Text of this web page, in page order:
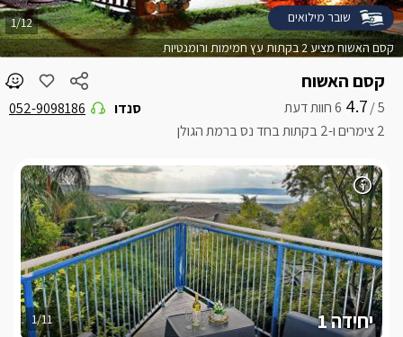
קסם האשוח
5 /
4.7
2 צימרים ו-2 בקתות בחד נס ברמת הגולן
סנדו 052-9098186
קסם האשוח מציע 2 בקתות עץ חמימות ורומנטיות
1/12 שובר מילואים
1/11 יחידה 1